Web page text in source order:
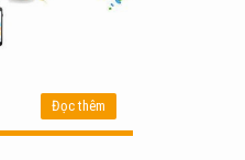
Đọc thêm